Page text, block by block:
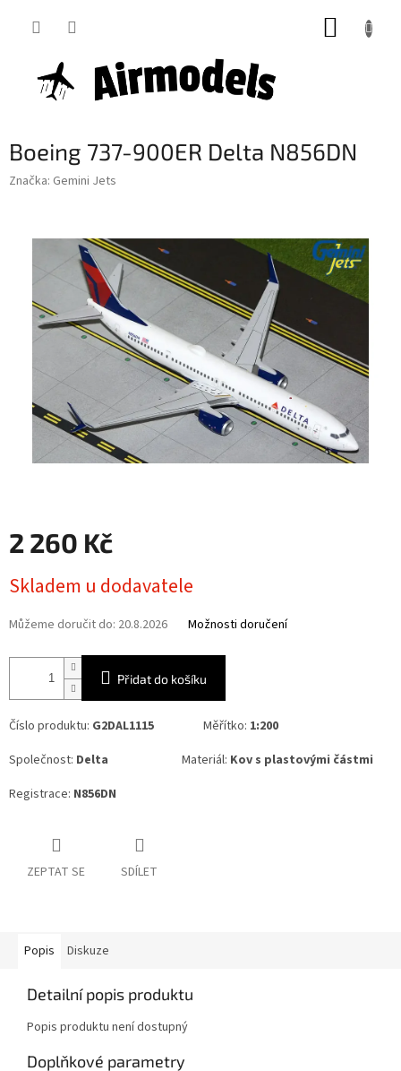
Boeing 737-900ER Delta N856DN
Značka: Gemini Jets
2 260 Kč
cena:
Skladem u dodavatele
Můžeme doručit do: 20.8.2026 Možnosti doručení
Přidat do košíku
Číslo produktu: G2DAL1115 Měřítko: 1:200
Společnost: Delta Materiál: Kov s plastovými částmi
Registrace: N856DN
ZEPTAT SE SDÍLET
Popis Diskuze
Detailní popis produktu
Popis produktu není dostupný
Doplňkové parametry